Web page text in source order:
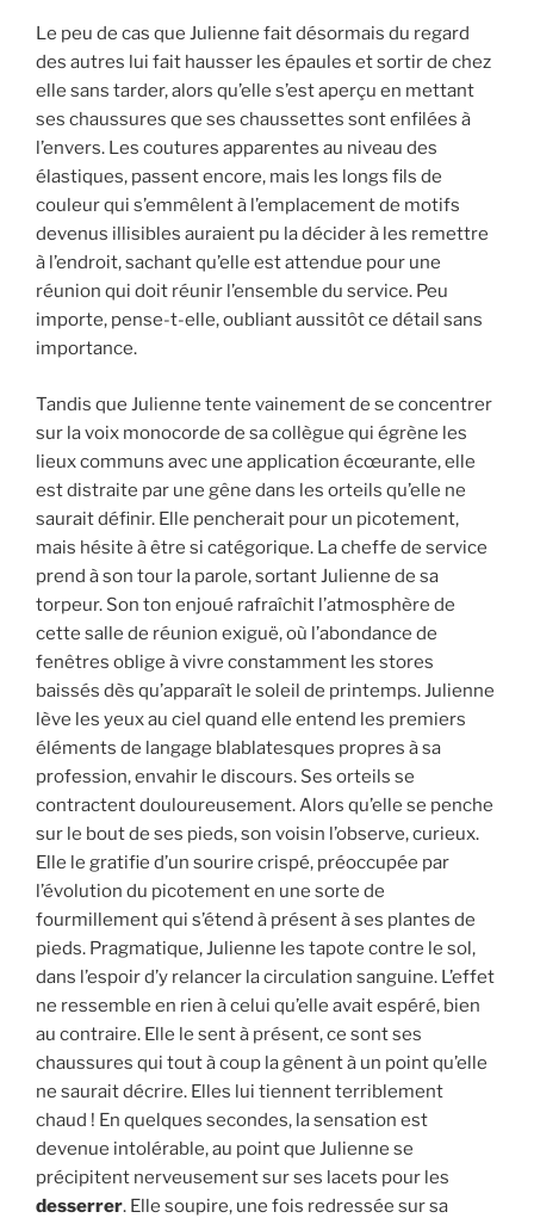
Le peu de cas que Julienne fait désormais du regard
des autres lui fait hausser les épaules et sortir de chez
elle sans tarder, alors qu’elle s’est aperçu en mettant
ses chaussures que ses chaussettes sont enfilées à
l’envers. Les coutures apparentes au niveau des
élastiques, passent encore, mais les longs fils de
couleur qui s’emmêlent à l’emplacement de motifs
devenus illisibles auraient pu la décider à les remettre
à l’endroit, sachant qu’elle est attendue pour une
réunion qui doit réunir l’ensemble du service. Peu
importe, pense-t-elle, oubliant aussitôt ce détail sans
importance.
Tandis que Julienne tente vainement de se concentrer
sur la voix monocorde de sa collègue qui égrène les
lieux communs avec une application écœurante, elle
est distraite par une gêne dans les orteils qu’elle ne
saurait définir. Elle pencherait pour un picotement,
mais hésite à être si catégorique. La cheffe de service
prend à son tour la parole, sortant Julienne de sa
torpeur. Son ton enjoué rafraîchit l’atmosphère de
cette salle de réunion exiguë, où l’abondance de
fenêtres oblige à vivre constamment les stores
baissés dès qu’apparaît le soleil de printemps. Julienne
lève les yeux au ciel quand elle entend les premiers
éléments de langage blablatesques propres à sa
profession, envahir le discours. Ses orteils se
contractent douloureusement. Alors qu’elle se penche
sur le bout de ses pieds, son voisin l’observe, curieux.
Elle le gratifie d’un sourire crispé, préoccupée par
l’évolution du picotement en une sorte de
fourmillement qui s’étend à présent à ses plantes de
pieds. Pragmatique, Julienne les tapote contre le sol,
dans l’espoir d’y relancer la circulation sanguine. L’effet
ne ressemble en rien à celui qu’elle avait espéré, bien
au contraire. Elle le sent à présent, ce sont ses
chaussures qui tout à coup la gênent à un point qu’elle
ne saurait décrire. Elles lui tiennent terriblement
chaud ! En quelques secondes, la sensation est
devenue intolérable, au point que Julienne se
précipitent nerveusement sur ses lacets pour les
desserrer. Elle soupire, une fois redressée sur sa